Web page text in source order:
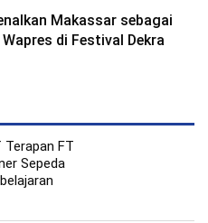
Makassar sebagai
di Festival Dekra
FT
Sepeda